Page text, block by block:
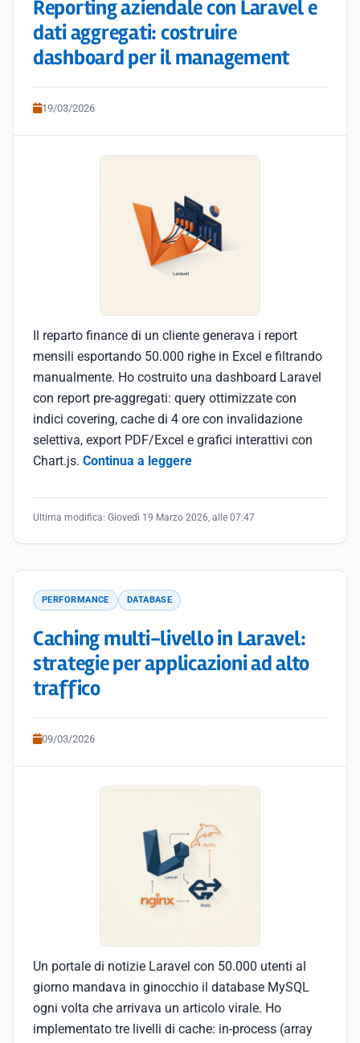
Reporting aziendale con Laravel e
dati aggregati: costruire
dashboard per il management
19/03/2026
Il reparto finance di un cliente generava i report
mensili esportando 50.000 righe in Excel e filtrando
manualmente. Ho costruito una dashboard Laravel
con report pre-aggregati: query ottimizzate con
indici covering, cache di 4 ore con invalidazione
selettiva, export PDF/Excel e grafici interattivi con
Chart.js. Continua a leggere
Ultima modifica: Giovedì 19 Marzo 2026, alle 07:47
PERFORMANCE DATABASE
Caching multi-livello in Laravel:
strategie per applicazioni ad alto
traffico
09/03/2026
Un portale di notizie Laravel con 50.000 utenti al
giorno mandava in ginocchio il database MySQL
ogni volta che arrivava un articolo virale. Ho
implementato tre livelli di cache: in-process (array